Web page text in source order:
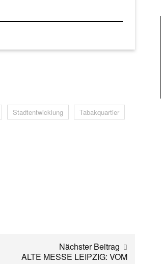
Stadtentwicklung Tabakquartier
Nächster Beitrag
ALTE MESSE LEIPZIG: VOM